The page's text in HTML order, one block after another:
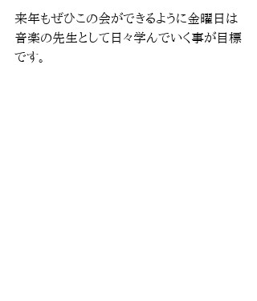
来年もぜひこの会ができるように金曜日は
音楽の先生として日々学んでいく事が目標
です。